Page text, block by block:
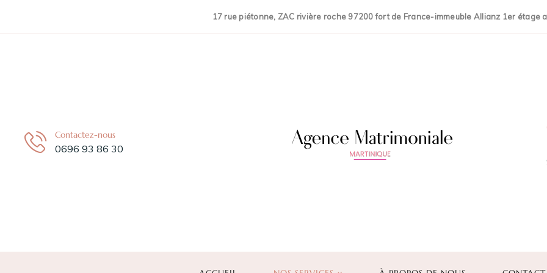
17 rue piétonne, ZAC rivière roche 97200 fort de France-immeuble Allianz 1er étage
Contactez-nous
0696 93 86 30